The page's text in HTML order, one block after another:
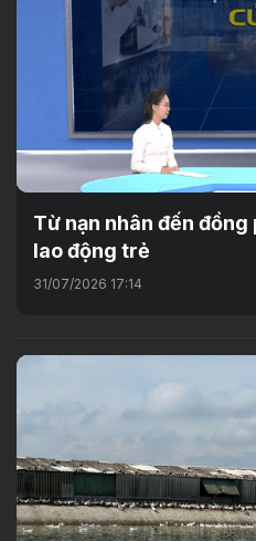
Từ nạn nhân đến đồng
lao động trẻ
31/07/2026 17:14